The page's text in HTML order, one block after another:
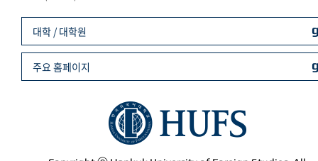
대학 / 대학원
주요 홈페이지